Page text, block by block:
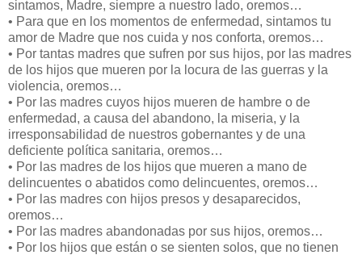
sintamos, Madre, siempre a nuestro lado, oremos…
• Para que en los momentos de enfermedad, sintamos tu
amor de Madre que nos cuida y nos conforta, oremos…
• Por tantas madres que sufren por sus hijos, por las madres
de los hijos que mueren por la locura de las guerras y la
violencia, oremos…
• Por las madres cuyos hijos mueren de hambre o de
enfermedad, a causa del abandono, la miseria, y la
irresponsabilidad de nuestros gobernantes y de una
deficiente política sanitaria, oremos…
• Por las madres de los hijos que mueren a mano de
delincuentes o abatidos como delincuentes, oremos…
• Por las madres con hijos presos y desaparecidos,
oremos…
• Por las madres abandonadas por sus hijos, oremos…
• Por los hijos que están o se sienten solos, que no tienen